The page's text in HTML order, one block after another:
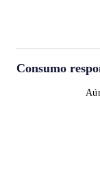
Consumo